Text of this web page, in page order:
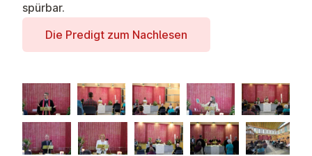
spürbar.
Die Predigt zum Nachlesen